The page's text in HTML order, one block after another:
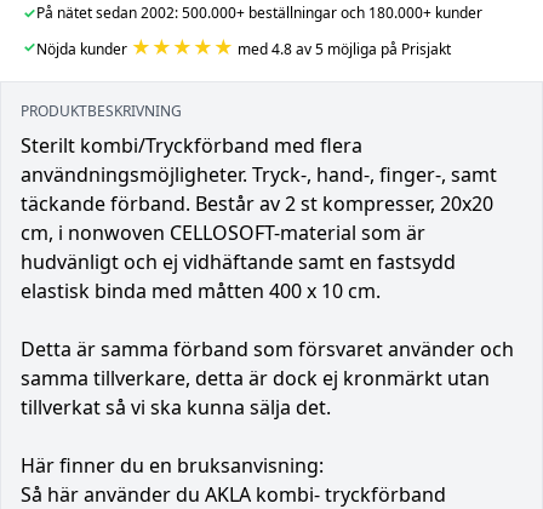
✓På nätet sedan 2002: 500.000+ beställningar och 180.000+ kunder
✓Nöjda kunder ★★★★★ med 4.8 av 5 möjliga på Prisjakt
PRODUKTBESKRIVNING
Sterilt kombi/Tryckförband med flera
användningsmöjligheter. Tryck-, hand-, finger-, samt
täckande förband. Består av 2 st kompresser, 20x20
cm, i nonwoven CELLOSOFT-material som är
hudvänligt och ej vidhäftande samt en fastsydd
elastisk binda med måtten 400 x 10 cm.
Detta är samma förband som försvaret använder och
samma tillverkare, detta är dock ej kronmärkt utan
tillverkat så vi ska kunna sälja det.
Här finner du en bruksanvisning:
Så här använder du AKLA kombi- tryckförband